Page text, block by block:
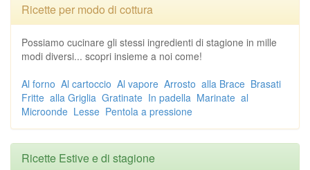
Ricette per modo di cottura
Possiamo cucinare gli stessi ingredienti di stagione in mille
modi diversi... scopri insieme a noi come!
Al forno Al cartoccio Al vapore Arrosto alla Brace Brasati
Fritte alla Griglia Gratinate In padella Marinate al
Microonde Lesse Pentola a pressione
Ricette Estive e di stagione